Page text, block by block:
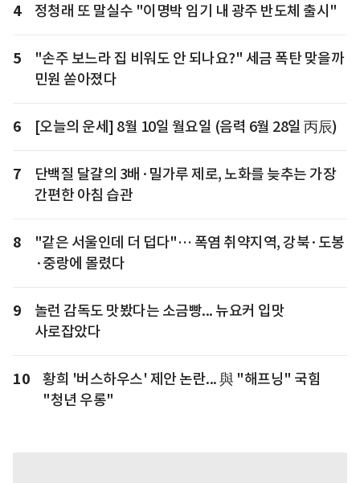
4 정청래 또 말실수 "이명박 임기 내 광주 반도체 출시"
5
"손주 보느라 집 비워도 안 되나요?" 세금 폭탄 맞을까
민원 쏟아졌다
6 [오늘의 운세] 8월 10일 월요일 (음력 6월 28일 丙辰)
7
단백질 달걀의 3배·밀가루 제로, 노화를 늦추는 가장
간편한 아침 습관
8
"같은 서울인데 더 덥다"… 폭염 취약지역, 강북·도봉
·중랑에 몰렸다
9
놀런 감독도 맛봤다는 소금빵... 뉴요커 입맛
사로잡았다
10
황희 '버스하우스' 제안 논란... 與 "해프닝" 국힘
"청년 우롱"